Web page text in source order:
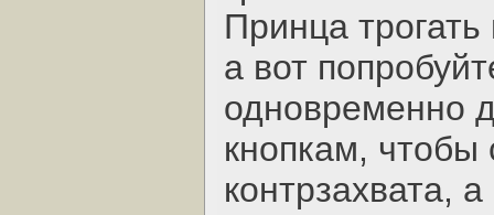
Принца
а вот
одновременно
кнопкам, чтобы
контрзахвата,